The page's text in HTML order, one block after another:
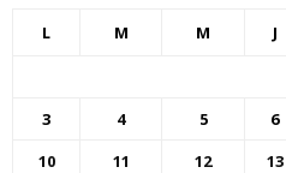
L M M J
3
4 5 6
10
11 12 13